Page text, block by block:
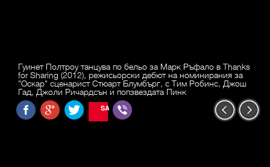
Гуинет Полтроу танцува по бельо за Марк Ръфало в Thanks
for Sharing (2012), режисьорски дебют на номинирания за
"Оскар" сценарист Стюарт Блумбърг, с Тим Робинс, Джош
Гад, Джоли Ричардсън и попзвездата Пинк
SAVE